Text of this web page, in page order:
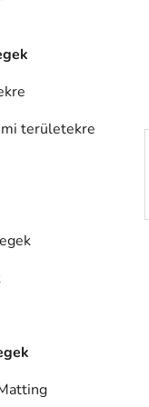
területekre